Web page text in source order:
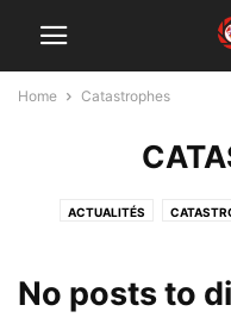
Home Catastrophes
ACTUALITÉS
No posts to